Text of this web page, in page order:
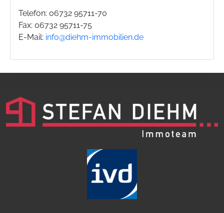
Telefon: 06732 95711-70
Fax: 06732 95711-75
E-Mail: info@diehm-immobilien.de